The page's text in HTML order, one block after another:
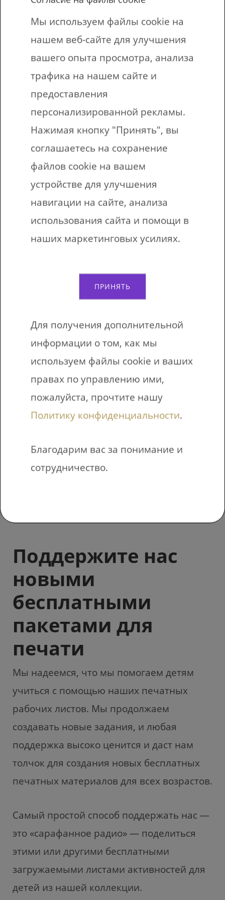
повторно использовать распечатанные
В документе будет 10 листов с по 8
заданиями на каждой странице.
Мы печатаем на обеих сторонах и
помещаем по две страницы на каждый
лист, что снижает расход бумаги.
Распечатайте все листы или только те,
которые вам нужны.
Вы робот?
почты
Я согласен получать новости
ПОЛУЧИТЕ БЕСПЛАТНЫЕ
РАСПЕЧАТАННЫЕ
Поддержите нас
новыми
бесплатными
пакетами для
печати
Мы надеемся, что мы помогаем детям
учиться с помощью наших печатных
рабочих листов. Мы продолжаем
создавать новые задания, и любая
поддержка высоко ценится и даст нам
толчок для создания новых бесплатных
печатных материалов для всех возрастов.
Самый простой способ поддержать нас —
это «сарафанное радио» — поделиться
этими или другими бесплатными
загружаемыми листами активностей для
детей из нашей коллекции.
Мы используем файлы cookie на
нашем веб-сайте для улучшения
вашего опыта просмотра, анализа
трафика на нашем сайте и
предоставления
персонализированной рекламы.
Нажимая кнопку "Принять", вы
соглашаетесь на сохранение
файлов cookie на вашем
устройстве для улучшения
навигации на сайте, анализа
использования сайта и помощи в
наших маркетинговых усилиях.
ПРИНЯТЬ
Для получения дополнительной
информации о том, как мы
используем файлы cookie и ваших
правах по управлению ими,
пожалуйста, прочтите нашу
Политику конфиденциальности.
Благодарим вас за понимание и
сотрудничество.